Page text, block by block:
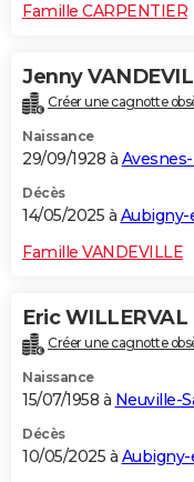
Famille CARPENTIER
Jenny
Créer une cagnotte
Naissance
29/09/1928 à
Décès
14/05/2025 à
Famille VANDEVILLE
Eric WILLERVAL
Créer une cagnotte
Naissance
15/07/1958 à Neuville-
Décès
10/05/2025 à